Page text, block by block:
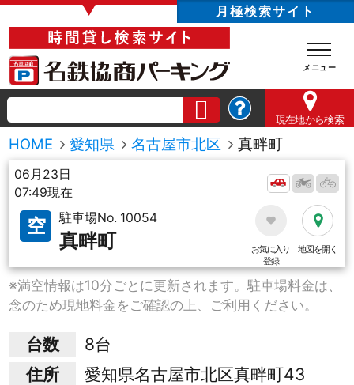
▼ 月極検索サイト
現在地から検索
HOME 愛知県 名古屋市北区 真畔町
06月23日
07:49現在
空 駐車場No. 10054
真畔町
お気に入り
登録
地図を開く
※満空情報は10分ごとに更新されます。駐車場料金は、
念のため現地料金をご確認の上、ご利用ください。
台数
8台
住所
愛知県名古屋市北区真畔町43